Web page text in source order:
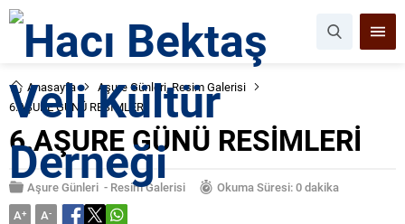
Anasayfa Aşure Günleri,Resim Galerisi
6.AŞURE GÜNÜ RESİMLERİ
6.AŞURE GÜNÜ RESİMLERİ
Aşure Günleri - Resim Galerisi
Okuma Süresi: 0 dakika
A+ A-